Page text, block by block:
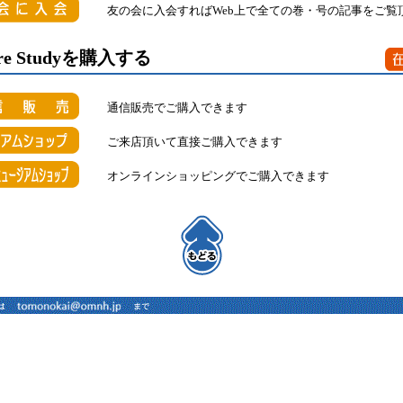
友の会に入会すればWeb上で全ての巻・号の記事をご覧
Studyを購入する
通信販売でご購入できます
ご来店頂いて直接ご購入できます
オンラインショッピングでご購入できます